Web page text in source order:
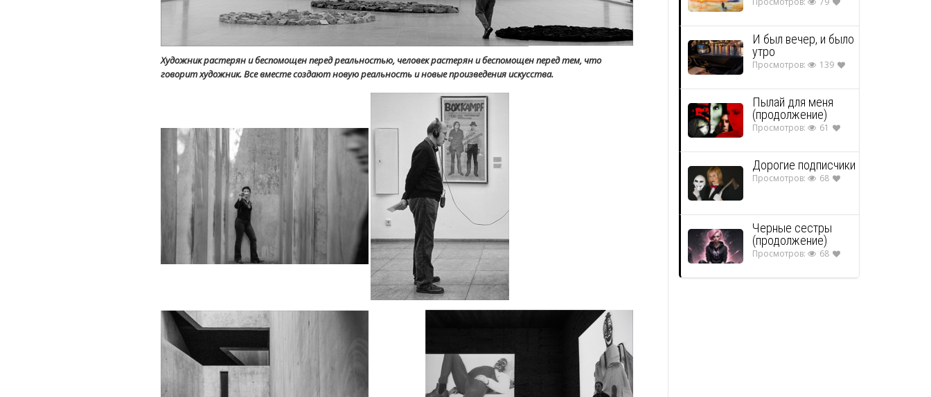
Художник растерян и беспомощен перед реальностью, человек растерян и беспомощен перед тем, что
говорит художник. Все вместе создают новую реальность и новые произведения искусства.
И был вечер, и было
утро
Просмотров: 139
Пылай для меня
(продолжение)
Просмотров: 61
Дорогие подписчики
Просмотров: 68
Черные сестры
(продолжение)
Просмотров: 68